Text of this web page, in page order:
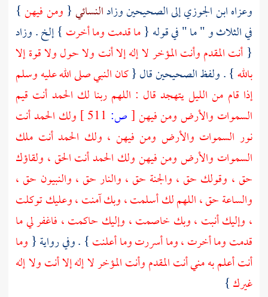
وعزاهابن الجوزيإلى الصحيحين وزادالنسائي{ ومن فيهن}
في الثلاث و " ما " في قوله {ما قدمت وما أخرت } إلخ . وزاد
{ أنت المقدم وأنت المؤخر لا إله إلا أنت ولا حول ولا قوة إلا
بالله} . ولفظ الصحيحين قال {كان النبي صلى الله عليه وسلم
إذا قام من الليل يتهجد قال : اللهم ربنا لك الحمد أنت قيم
السموات والأرض ومن فيهن[ص:
ولك الحمد أنت
نور السموات والأرض ومن فيهن ، ولك الحمد أنت ملك
السموات والأرض ومن فيهن ولك الحمد أنت الحق ، ولقاؤك
حق ، وقولك حق ، والجنة حق ، والنار حق ، والنبيون حق ،
والساعة حق ، اللهم لك أسلمت ، وبك آمنت ، وعليك توكلت
، وإليك أنبت ، وبك خاصمت ، وإليك حاكمت ، فاغفر لي ما
قدمت وما أخرت ، وما أسررت وما أعلنت} . وفي رواية { وما
أنت أعلم به مني أنت المقدم وأنت المؤخر لا إله إلا أنت ولا إله
غيرك}